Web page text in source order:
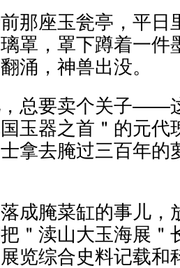
那座玉瓮亭，平日
罩，罩下蹲着一件
涌，神兽出没。
总要卖个关子——
玉器之首＂的元代
拿去腌过三百年的
成腌菜缸的事儿，
＂渎山大玉海展＂
览综合史料记载和